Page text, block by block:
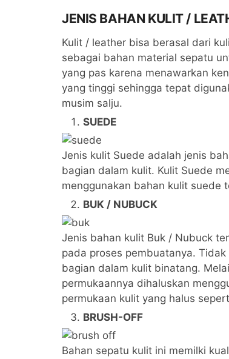
JENIS BAHAN KULIT /
Kulit / leather bisa berasal dari
sebagai bahan material sepatu
yang pas karena menawarkan
yang tinggi sehingga tepat
musim salju.
SUEDE
Jenis kulit Suede adalah jenis
bagian dalam kulit. Kulit Suede
menggunakan bahan kulit suede
BUK / NUBUCK
Jenis bahan kulit Buk / Nubuck
pada proses pembuatanya.
bagian dalam kulit binatang.
permukaannya dihaluskan
permukaan kulit yang halus
BRUSH-OFF
Bahan sepatu kulit ini memilki